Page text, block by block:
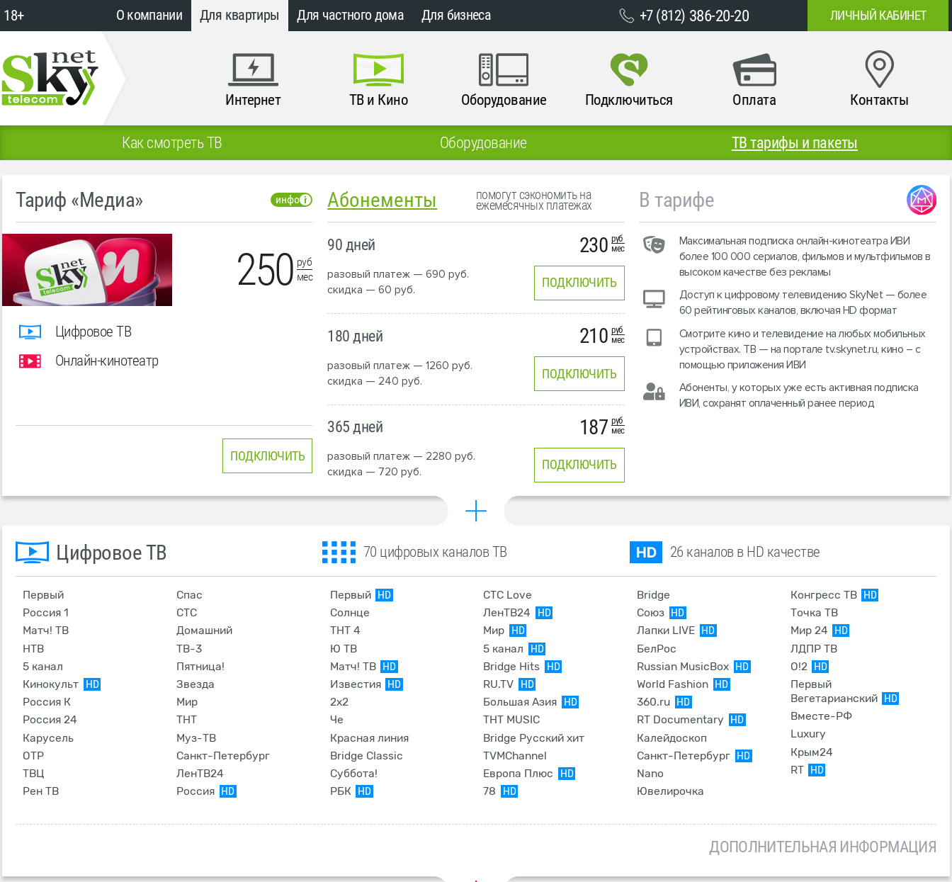
18+ О компании Для квартиры Для частного дома Для бизнеса +7 (812) 386-20-20 ЛИЧНЫЙ КАБИНЕТ
Интернет ТВ и Кино Оборудование Подключиться Оплата Контакты
Как смотреть ТВ Оборудование ТВ тарифы и пакеты
Тариф «Медиа» инфо
250 руб
мес
Цифровое ТВ
Онлайн-кинотеатр
ПОДКЛЮЧИТЬ
Абонементы помогут сэкономить на
ежемесячных платежах
90 дней 230 руб
мес
разовый платеж — 690 руб.
скидка — 60 руб.
ПОДКЛЮЧИТЬ
180 дней 210 руб
мес
разовый платеж — 1260 руб.
скидка — 240 руб.
ПОДКЛЮЧИТЬ
365 дней 187 руб
мес
разовый платеж — 2280 руб.
скидка — 720 руб.
ПОДКЛЮЧИТЬ
В тарифе
Максимальная подписка онлайн-кинотеатра ИВИ
более 100 000 сериалов, фильмов и мультфильмов в
высоком качестве без рекламы
Доступ к цифровому телевидению SkyNet — более
60 рейтинговых каналов, включая HD формат
Смотрите кино и телевидение на любых мобильных
устройствах. ТВ — на портале tv.skynet.ru, кино – с
помощью приложения ИВИ
Абоненты, у которых уже есть активная подписка
ИВИ, сохранят оплаченный ранее период
Цифровое ТВ 70 цифровых каналов ТВ 26 каналов в HD качестве
Первый
Россия 1
Матч! ТВ
НТВ
5 канал
Кинокульт
HD
Россия К
Россия 24
Карусель
ОТР
ТВЦ
Рен ТВ
Спас
СТС
Домашний
ТВ-3
Пятница!
Звезда
Мир
ТНТ
Муз-ТВ
Санкт-Петербург
ЛенТВ24
Россия HD
Первый HD
Солнце
ТНТ 4
Ю ТВ
Матч! ТВ HD
Известия HD
2x2
Че
Красная линия
Bridge Classic
Суббота!
РБК HD
СТС Love
ЛенТВ24
HD
Мир HD
5 канал HD
Bridge Hits HD
RU.TV HD
Большая Азия HD
ТНТ MUSIC
Bridge Русский хит
TVMChannel
Европа Плюс
HD
78 HD
Bridge
Союз HD
Лапки LIVE HD
БелРос
Russian MusicBox HD
World Fashion HD
360.ru HD
RT Documentary HD
Калейдоскоп
Санкт-Петербург HD
Nano
Ювелирочка
Конгресс ТВ HD
Точка ТВ
Мир 24
HD
ЛДПР ТВ
O!2
HD
Первый
Вегетарианский HD
Вместе-РФ
Luxury
Крым24
RT HD
ДОПОЛНИТЕЛЬНАЯ ИНФОРМАЦИЯ